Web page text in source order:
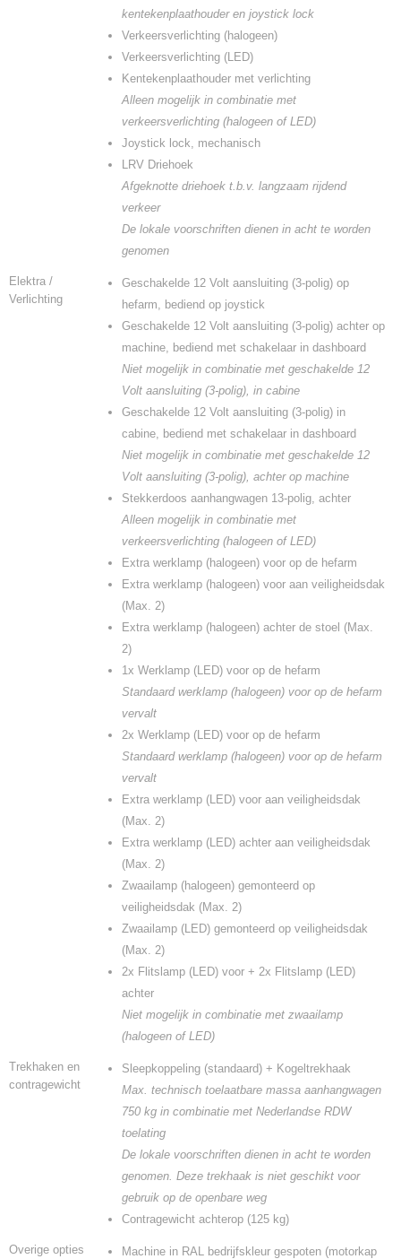
kentekenplaathouder en joystick lock
Verkeersverlichting (halogeen)
Verkeersverlichting (LED)
Kentekenplaathouder met verlichting
Alleen mogelijk in combinatie met
verkeersverlichting (halogeen of LED)
Joystick lock, mechanisch
LRV Driehoek
Afgeknotte driehoek t.b.v. langzaam rijdend
verkeer
De lokale voorschriften dienen in acht te worden
genomen
Elektra /
Verlichting
Geschakelde 12 Volt aansluiting (3-polig) op
hefarm, bediend op joystick
Geschakelde 12 Volt aansluiting (3-polig) achter op
machine, bediend met schakelaar in dashboard
Niet mogelijk in combinatie met geschakelde 12
Volt aansluiting (3-polig), in cabine
Geschakelde 12 Volt aansluiting (3-polig) in
cabine, bediend met schakelaar in dashboard
Niet mogelijk in combinatie met geschakelde 12
Volt aansluiting (3-polig), achter op machine
Stekkerdoos aanhangwagen 13-polig, achter
Alleen mogelijk in combinatie met
verkeersverlichting (halogeen of LED)
Extra werklamp (halogeen) voor op de hefarm
Extra werklamp (halogeen) voor aan veiligheidsdak
(Max. 2)
Extra werklamp (halogeen) achter de stoel (Max.
2)
1x Werklamp (LED) voor op de hefarm
Standaard werklamp (halogeen) voor op de hefarm
vervalt
2x Werklamp (LED) voor op de hefarm
Standaard werklamp (halogeen) voor op de hefarm
vervalt
Extra werklamp (LED) voor aan veiligheidsdak
(Max. 2)
Extra werklamp (LED) achter aan veiligheidsdak
(Max. 2)
Zwaailamp (halogeen) gemonteerd op
veiligheidsdak (Max. 2)
Zwaailamp (LED) gemonteerd op veiligheidsdak
(Max. 2)
2x Flitslamp (LED) voor + 2x Flitslamp (LED)
achter
Niet mogelijk in combinatie met zwaailamp
(halogeen of LED)
Trekhaken en
contragewicht
Sleepkoppeling (standaard) + Kogeltrekhaak
Max. technisch toelaatbare massa aanhangwagen
750 kg in combinatie met Nederlandse RDW
toelating
De lokale voorschriften dienen in acht te worden
genomen. Deze trekhaak is niet geschikt voor
gebruik op de openbare weg
Contragewicht achterop (125 kg)
Overige opties
Machine in RAL bedrijfskleur gespoten (motorkap